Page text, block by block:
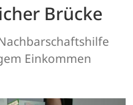
Brücke
Einkommen